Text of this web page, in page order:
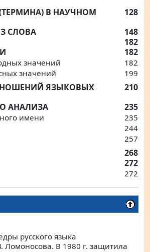
В НАУЧНОМ
128
СЛОВА
148
182
182
значений
182
значений
199
ЯЗЫКОВЫХ
210
АНАЛИЗА
235
имени
235
244
257
268
272
272
русского языка
Ломоносова. В 1980 г. защитила